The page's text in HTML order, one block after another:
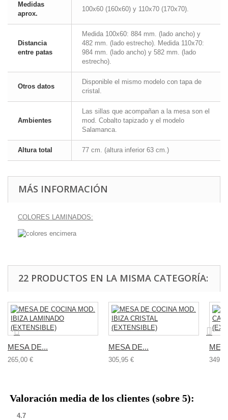
Medidas
aprox.
100x60 (160x60) y 110x70 (170x70).
Distancia
entre patas
Medida 100x60: 884 mm. (lado ancho) y
482 mm. (lado estrecho). Medida 110x70:
984 mm. (lado ancho) y 582 mm. (lado
estrecho).
Otros datos
Disponible el mismo modelo con tapa de
cristal.
Ambientes
Las sillas que acompañan a la mesa son el
mod. Cobalto tapizado y el modelo
Salamanca.
Altura total 77 cm. (altura inferior 63 cm.)
MÁS INFORMACIÓN
COLORES LAMINADOS:
22 PRODUCTOS EN LA MISMA CATEGORÍA:
MESA DE...
265,00 €
MESA DE...
305,95 €
Valoración media de los clientes (sobre 5):
4.7